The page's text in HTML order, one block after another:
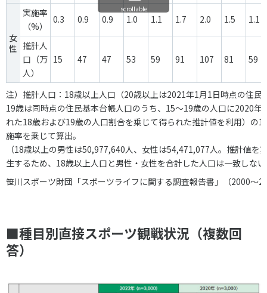
女
性
実施率
（%）
0.3 0.9 0.9 1.0 1.1 1.7 2.0 1.5 1.1
推計人
口（万
人）
15 47 47 53 59 91 107 81 59
注）推計人口：18歳以上人口（20歳以上は2021年1月1日時点の住民
19歳は同時点の住民基本台帳人口のうち、15～19歳の人口に2020年
れた18歳および19歳の人口割合を乗じて得られた推計値を利用）の
施率を乗じて算出。
（18歳以上の男性は50,977,640人、女性は54,471,077人。推計値を
生するため、18歳以上人口と男性・女性を合計した人口は一致しな
笹川スポーツ財団「スポーツライフに関する調査報告書」（2000～
scrollable
■種目別直接スポーツ観戦状況（複数回
答）